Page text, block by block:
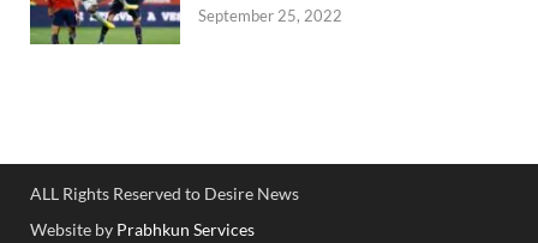
September 25, 2022
ALL Rights Reserved to Desire News
Website by Prabhkun Services